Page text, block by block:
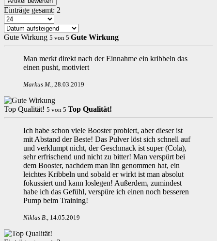
Einträge gesamt: 2
Gute Wirkung 5 von 5 Gute Wirkung
Man merkt direkt nach der Einnahme ein kribbeln das
einen pusht, motiviert
Markus M., 28.03.2019
Top Qualität! 5 von 5 Top Qualität!
Ich habe schon viele Booster probiert, aber dieser ist
mit Abstand der Beste! Das Pulver löst sich schnell auf
und verklumpt nicht, der Geschmack ist super (Cola),
sehr erfrischend und nicht zu bitter! Man verspürt bei
dem Booster, nachdem man ihn genommen hat, ein
leichtes Kribbeln und sobald er wirkt ist man absolut
fokussiert und kann loslegen! Außerdem, zumindest
habe ich das Gefühl, verspüre ich einen noch besseren
Pump beim Training!
Niklas B., 14.05.2019